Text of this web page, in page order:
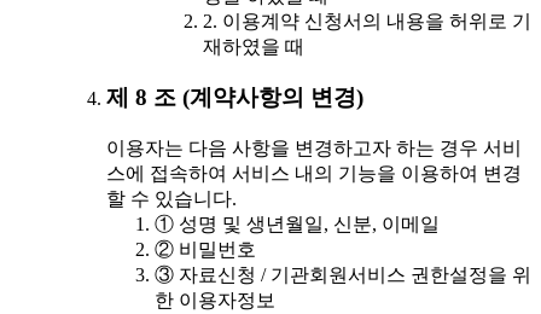
2. 이용계약 신청서의 내용을 허위로 기
재하였을 때
제 8 조 (계약사항의 변경)
이용자는 다음 사항을 변경하고자 하는 경우 서비
스에 접속하여 서비스 내의 기능을 이용하여 변경
할 수 있습니다.
① 성명 및 생년월일, 신분, 이메일
② 비밀번호
③ 자료신청 / 기관회원서비스 권한설정을 위
한 이용자정보